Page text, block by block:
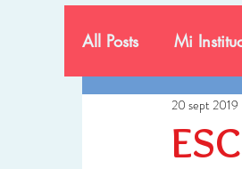
All Posts Mi
Ciencia y20 sept 2019